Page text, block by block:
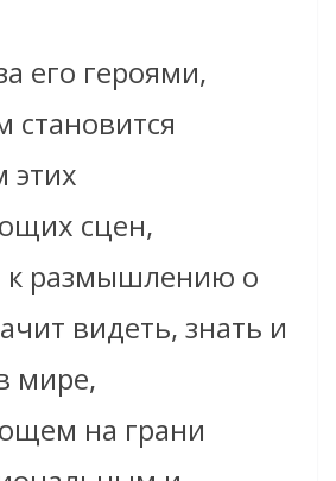
его героями,
становится
этих
сцен,
к размышлению о
видеть, знать и
мире,
на грани